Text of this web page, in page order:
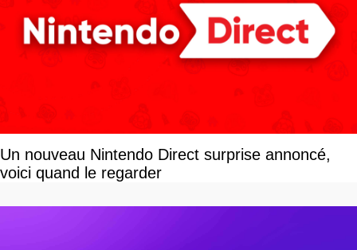
Un nouveau Nintendo Direct surprise annoncé,
voici quand le regarder